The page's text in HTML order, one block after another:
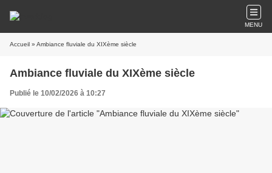
MENU
Accueil » Ambiance fluviale du XIXème siècle
Ambiance fluviale du XIXème siècle
Publié le 10/02/2026 à 10:27